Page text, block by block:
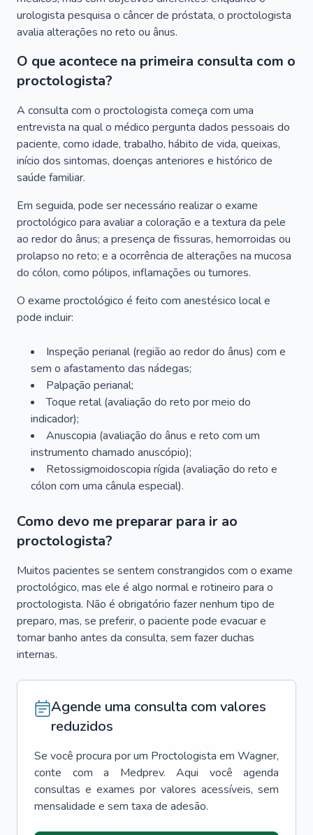
urologista pesquisa o câncer de próstata, o proctologista
avalia alterações no reto ou ânus.
O que acontece na primeira consulta com o
proctologista?
A consulta com o proctologista começa com uma
entrevista na qual o médico pergunta dados pessoais do
paciente, como idade, trabalho, hábito de vida, queixas,
início dos sintomas, doenças anteriores e histórico de
saúde familiar.
Em seguida, pode ser necessário realizar o exame
proctológico para avaliar a coloração e a textura da pele
ao redor do ânus; a presença de fissuras, hemorroidas ou
prolapso no reto; e a ocorrência de alterações na mucosa
do cólon, como pólipos, inflamações ou tumores.
O exame proctológico é feito com anestésico local e
pode incluir:
Inspeção perianal (região ao redor do ânus) com e
sem o afastamento das nádegas;
Palpação perianal;
Toque retal (avaliação do reto por meio do
indicador);
Anuscopia (avaliação do ânus e reto com um
instrumento chamado anuscópio);
Retossigmoidoscopia rígida (avaliação do reto e
cólon com uma cânula especial).
Como devo me preparar para ir ao
proctologista?
Muitos pacientes se sentem constrangidos com o exame
proctológico, mas ele é algo normal e rotineiro para o
proctologista. Não é obrigatório fazer nenhum tipo de
preparo, mas, se preferir, o paciente pode evacuar e
tomar banho antes da consulta, sem fazer duchas
internas.
Agende uma consulta com valores
reduzidos
Se você procura por um Proctologista em Wagner,
conte com a Medprev. Aqui você agenda
consultas e exames por valores acessíveis, sem
mensalidade e sem taxa de adesão.